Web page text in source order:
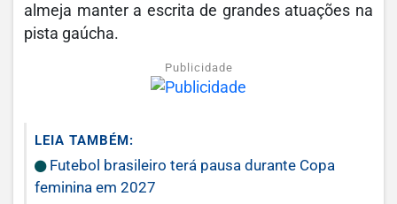
almeja manter a escrita de grandes atuações na
pista gaúcha.
Publicidade
LEIA TAMBÉM:
Futebol brasileiro terá pausa durante Copa
feminina em 2027